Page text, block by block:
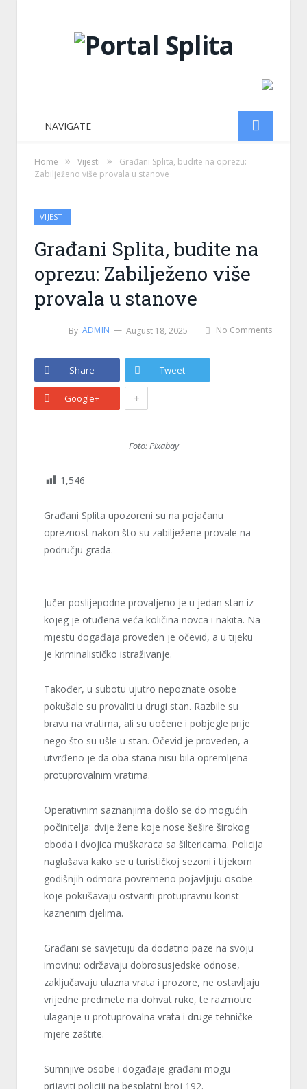
NAVIGATE
Home » Vijesti »
Građani Splita, budite na oprezu:
Zabilježeno više provala u stanove
VIJESTI
Građani Splita, budite na
oprezu: Zabilježeno više
provala u stanove
By ADMIN August 18, 2025 No Comments
Share Tweet
Google+ +
Foto: Pixabay
1,546
Građani Splita upozoreni su na pojačanu
opreznost nakon što su zabilježene provale na
području grada.
Jučer poslijepodne provaljeno je u jedan stan iz
kojeg je otuđena veća količina novca i nakita. Na
mjestu događaja proveden je očevid, a u tijeku
je kriminalističko istraživanje.
Također, u subotu ujutro nepoznate osobe
pokušale su provaliti u drugi stan. Razbile su
bravu na vratima, ali su uočene i pobjegle prije
nego što su ušle u stan. Očevid je proveden, a
utvrđeno je da oba stana nisu bila opremljena
protuprovalnim vratima.
Operativnim saznanjima došlo se do mogućih
počinitelja: dvije žene koje nose šešire širokog
oboda i dvojica muškaraca sa šiltericama. Policija
naglašava kako se u turističkoj sezoni i tijekom
godišnjih odmora povremeno pojavljuju osobe
koje pokušavaju ostvariti protupravnu korist
kaznenim djelima.
Građani se savjetuju da dodatno paze na svoju
imovinu: održavaju dobrosusjedske odnose,
zaključavaju ulazna vrata i prozore, ne ostavljaju
vrijedne predmete na dohvat ruke, te razmotre
ulaganje u protuprovalna vrata i druge tehničke
mjere zaštite.
Sumnjive osobe i događaje građani mogu
prijaviti policiji na besplatni broj 192.